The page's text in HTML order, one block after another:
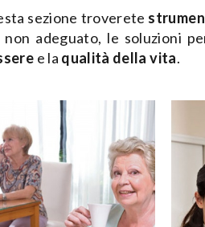
sezione troverete
non adeguato, le soluzioni
e la qualità della vita.